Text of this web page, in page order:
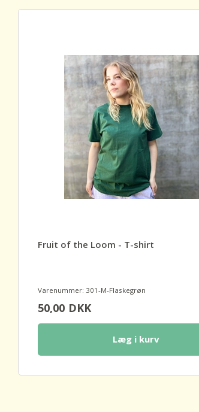
Fruit of the Loom - T-shirt
Varenummer: 301-M-Flaskegrøn
50,00DKK
Læg i kurv